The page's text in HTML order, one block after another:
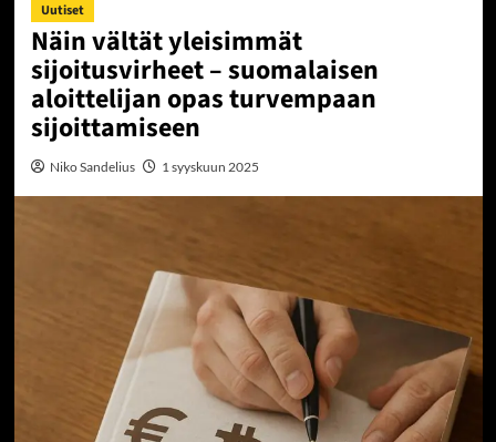
Uutiset
Näin vältät yleisimmät
sijoitusvirheet – suomalaisen
aloittelijan opas turvempaan
sijoittamiseen
Niko Sandelius 1 syyskuun 2025